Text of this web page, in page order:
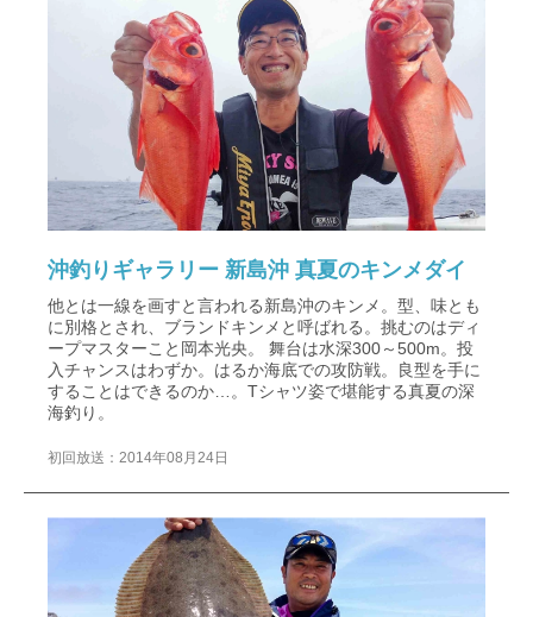
沖釣りギャラリー 新島沖 真夏のキンメダイ
他とは一線を画すと言われる新島沖のキンメ。型、味とも
に別格とされ、ブランドキンメと呼ばれる。挑むのはディ
ープマスターこと岡本光央。 舞台は水深300～500m。投
入チャンスはわずか。はるか海底での攻防戦。良型を手に
することはできるのか…。Tシャツ姿で堪能する真夏の深
海釣り。
初回放送：2014年08月24日